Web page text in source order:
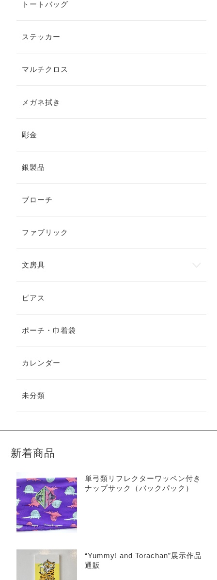
トートバッグ
ステッカー
マルチクロス
メガネ拭き
彫金
銀製品
ブローチ
ファブリック
文房具
ピアス
ポーチ・巾着袋
カレンダー
未分類
新着商品
単弓類リフレクターワッペン付き
ナップサック（バックパック）
“Yummy! and Torachan”展示作品
通販